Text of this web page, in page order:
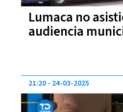
Lumaca no
audiencia
21:20 24-03-2025